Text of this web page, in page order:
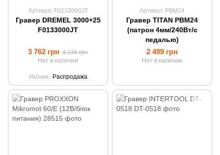
Артикул: F0133000JT
Гравер DREMEL 3000+25
F0133000JT
3 762 грн 4 236 грн
Нет в наличии
Иконки Распродажа
Артикул: PBM24
Гравер TITAN PBM24
(патрон 4мм/240Вт/с
педалью)
2 499 грн
Нет в наличии